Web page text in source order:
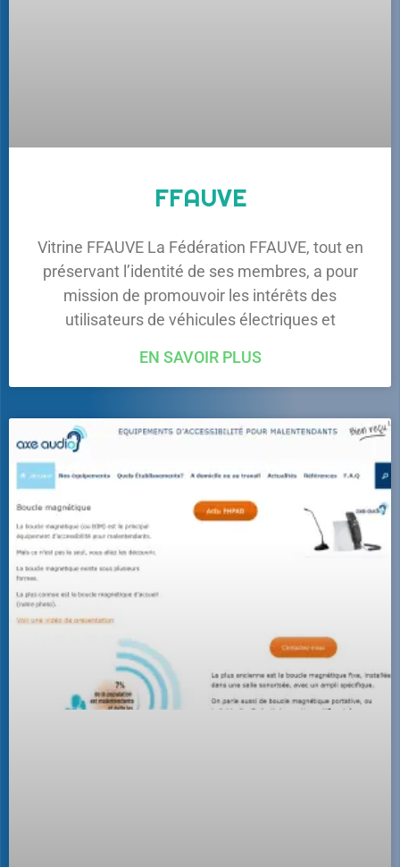
FFAUVE
Vitrine FFAUVE La Fédération FFAUVE, tout en
préservant l’identité de ses membres, a pour
mission de promouvoir les intérêts des
utilisateurs de véhicules électriques et
EN SAVOIR PLUS